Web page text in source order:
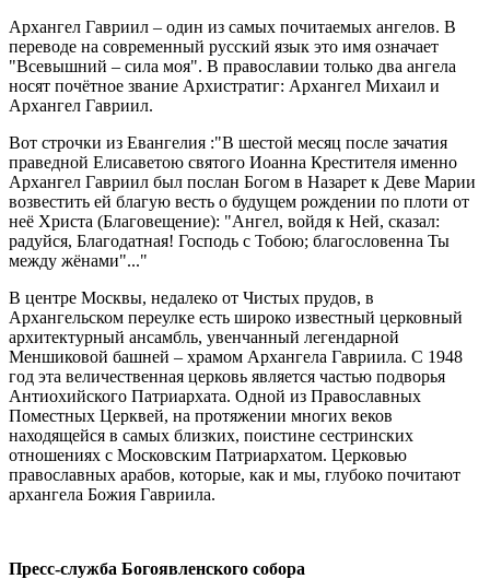
Архангел Гавриил – один из самых почитаемых ангелов. В
переводе на современный русский язык это имя означает
"Всевышний – сила моя". В православии только два ангела
носят почётное звание Архистратиг: Архангел Михаил и
Архангел Гавриил.
Вот строчки из Евангелия :"В шестой месяц после зачатия
праведной Елисаветою святого Иоанна Крестителя именно
Архангел Гавриил был послан Богом в Назарет к Деве Марии
возвестить ей благую весть о будущем рождении по плоти от
неё Христа (Благовещение): "Ангел, войдя к Ней, сказал:
радуйся, Благодатная! Господь с Тобою; благословенна Ты
между жёнами"..."
В центре Москвы, недалеко от Чистых прудов, в
Архангельском переулке есть широко известный церковный
архитектурный ансамбль, увенчанный легендарной
Меншиковой башней – храмом Архангела Гавриила. С 1948
год эта величественная церковь является частью подворья
Антиохийского Патриархата. Одной из Православных
Поместных Церквей, на протяжении многих веков
находящейся в самых близких, поистине сестринских
отношениях с Московским Патриархатом. Церковью
православных арабов, которые, как и мы, глубоко почитают
архангела Божия Гавриила.
Пресс-служба Богоявленского собора